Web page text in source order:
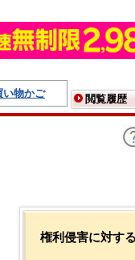
い物かご
閲覧履歴
権利侵害に対す